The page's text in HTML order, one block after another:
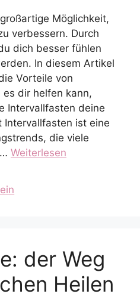
Möglichkeit,
verbessern. Durch
dich besser fühlen
In diesem Artikel
Vorteile von
dir helfen kann,
Intervallfasten deine
Intervallfasten ist eine
die viele
Weiterlesen
der Weg
Heilen